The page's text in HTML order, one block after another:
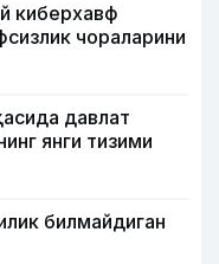
киберхавф
чораларини
давлат
янги тизими
билмайдиган